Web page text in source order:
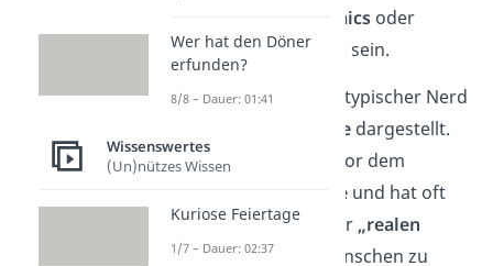
Comics oder
Wissenschaftsthemensein.
Häufig wird ein stereotypischer Nerd
großen Brille dargestellt.
Er verbringt
vor dem
online und hat oft
Schwierigkeiten, in der „realen
Welt“mit anderen Menschen zu
Wer hat den Döner
erfunden?
8/8 – Dauer: 01:41
Wissenswertes
(Un)nützes Wissen
Kuriose Feiertage
1/7 – Dauer: 02:37